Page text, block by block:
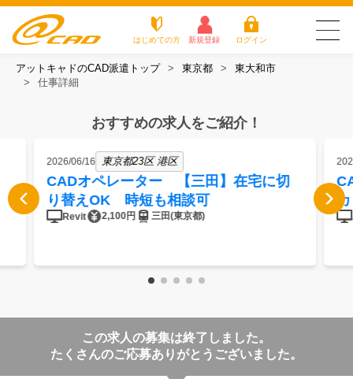
はじめての方 新規登録 ログイン
アットキャドが選ばれる3つの理由
派遣がはじめての方
お仕事を探す
アットキャドが選
方
探す
ム
アットキャドのCAD派遣トップ 東京都
東大和市
仕事詳細
おすすめの求人をご紹介！
2026/06/16 東京都23区 港区
CADオペレーター 【三田】在宅に切
り替えOK 時短も相談可
Revit 2,100円 三田(東京都)
この求人の募集は終了しました。
たくさんのご応募ありがとうございました。